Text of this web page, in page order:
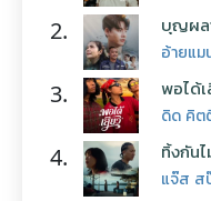
2. บุญผล
อ้ายแ
3. พอได้
ดิด คิต
4. ทิ้งกัน
แจ๊ส ส